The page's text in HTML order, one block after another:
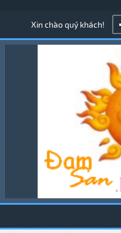
Xin chào quý khách!